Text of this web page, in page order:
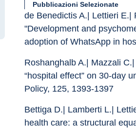
Pubblicazioni Selezionate
de Benedictis A.| Lettieri E.|
"Development and
adoption of WhatsApp in
Roshanghalb A.| Mazzali
“hospital effect” on 30-day
Policy, 125, 1393-1397
Bettiga D.| Lamberti L.|
health care: a structural